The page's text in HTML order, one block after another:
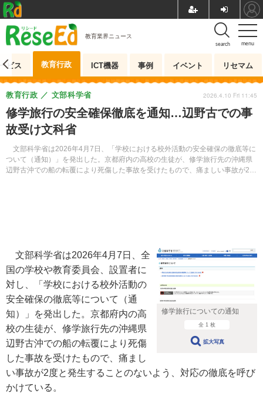
menu
search
教育業界ニュース
ビス 教育行政 ICT機器 事例 イベント リセマム
修学旅行の安全確保徹底を通知…辺野古での事
故受け文科省
文部科学省は2026年4月7日、「学校における校外活動の安全確保の徹底等に
ついて（通知）」を発出した。京都府内の高校の生徒が、修学旅行先の沖縄県
辺野古沖での船の転覆により死傷した事故を受けたもので、痛ましい事故が2度
教育行政 文部科学省 2026.4.10 Fri 11:45
修学旅行についての通知
全 1 枚
拡大写真
文部科学省は2026年4月7日、全
国の学校や教育委員会、設置者に
対し、「学校における校外活動の
安全確保の徹底等について（通
知）」を発出した。京都府内の高
校の生徒が、修学旅行先の沖縄県
辺野古沖での船の転覆により死傷
した事故を受けたもので、痛まし
い事故が2度と発生することのないよう、対応の徹底を呼び
かけている。